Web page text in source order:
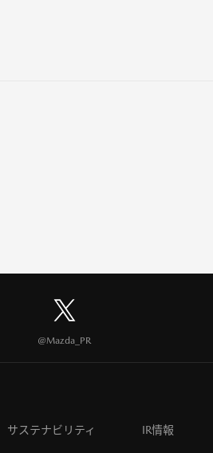
@Mazda_PR
サステナビリティ IR情報